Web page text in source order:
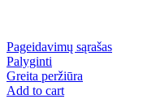
Pageidavimų sąrašas
Palyginti
Greita peržiūra
Add to cart